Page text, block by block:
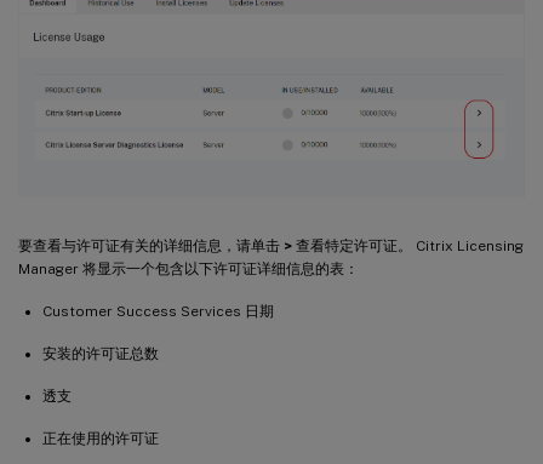
要查看与许可证有关的详细信息，请单击 > 查看特定许可证。 Citrix Licensing
Manager 将显示一个包含以下许可证详细信息的表：
Customer Success Services 日期
安装的许可证总数
透支
正在使用的许可证